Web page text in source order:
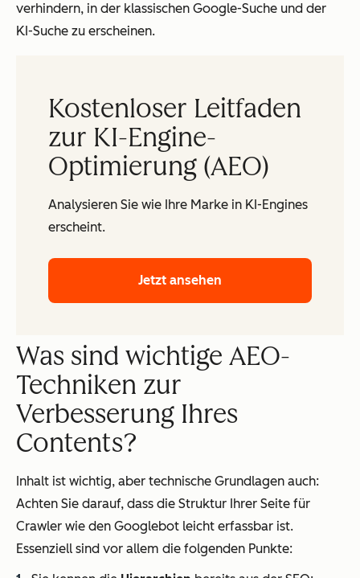
verhindern, in der klassischen Google-Suche und der
KI-Suche zu erscheinen.
Kostenloser Leitfaden
zur KI-Engine-
Optimierung (AEO)
Analysieren Sie wie Ihre Marke in KI-Engines
erscheint.
Jetzt ansehen
Was sind wichtige AEO-
Techniken zur
Verbesserung Ihres
Contents?
Inhalt ist wichtig, aber technische Grundlagen auch:
Achten Sie darauf, dass die Struktur Ihrer Seite für
Crawler wie den Googlebot leicht erfassbar ist.
Essenziell sind vor allem die folgenden Punkte: